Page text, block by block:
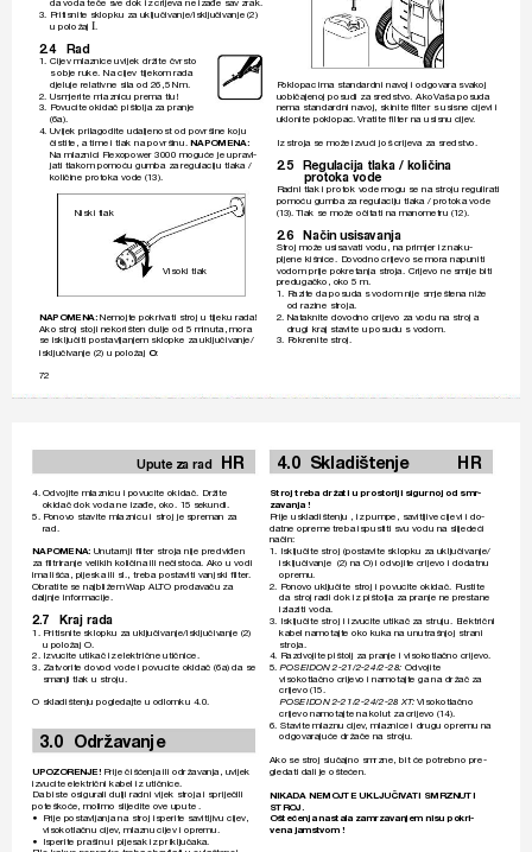
da voda teče sve dok iz crijeva ne izađe sav zrak.
3. Pritisnite sklopku za uključivanje/isključivanje (2)
u položaj .
2.4 Rad
1. Cijev mlaznice uvijek držite čvrsto
s obje ruke. Na cijev tijekom rada
djeluje relativne sila od 26,5 Nm.
Poklopac ima standardni navoj i odgovara svakoj
2. Usmjerite mlaznicu prema tlu! uobičajenoj posudi za sredstvo. Ako Vaša posuda
3. Povucite okidač pištolja za pranje nema standardni navoj, skinite ﬁ lter s usisne cijevi i
(6a).
uklonite poklopac. Vratite ﬁ lter na usisnu cijev.
4. Uvijek prilagodite udaljenost od površine koju
čistite, a time i tlak na površinu. NAPOMENA: Iz stroja se može izvući još crijeva za sredstvo.
Na mlaznici Flexopower 3000 moguće je upravl-
jati tlakom pomoću gumba za regulaciju tlaka / 2.5 Regulacija tlaka / količina
količine protoka vode (13). protoka
vode
Radni tlak i protok vode mogu se na stroju regulirati
pomoću gumba za regulaciju tlaka / protoka vode
Niski tlak (13). Tlak se može očitati na manometru (12).
2.6 Način usisavanja
Stroj može usisavati vodu, na primjer iz naku-
pljene kišnice. Dovodno crijevo se mora napuniti
Visoki tlak
vodom prije pokretanja stroja. Crijevo ne smije biti
predugačko, oko 5 m.
1. Pazite da posuda s vodom nije smještena niže
od razine stroja.
NAPOMENA: Nemojte pokrivati stroj u tijeku rada! 2. Nataknite dovodno crijevo za vodu na stroj a
Ako stroj stoji nekorišten dulje od 5 minuta, mora
drugi kraj stavite u posudu s vodom.
se isključiti postavljanjem sklopke za uključivanje/ 3. Pokrenite stroj.
isključivanje (2) u položaj O:
72
Upute za rad HR 4.0 Skladištenje HR
4. Odvojite mlaznicu i povucite okidač. Držite Stroj treba držati u prostoriji sigurnoj od smr-
okidač dok voda ne izađe, oko. 15 sekundi.
zavanja !
5. Ponovo stavite mlaznicu i stroj je spreman za Prije uskladištenju , iz pumpe, savitljive cijevi i do-
rad.
datne opreme treba ispustiti svu vodu na slijedeći
način:
NAPOMENA: Unutarnji ﬁ lter stroja nije predviđen 1. Isključite stroj (postavite sklopku za uključivanje/
za ﬁ ltriranje velikih količina ili nečistoća. Ako u vodi isključivanje  (2) na O) i odvojite crijevo i dodatnu
ima lišća, pijeska ili sl., treba postaviti vanjski ﬁ lter.
opremu.
Obratite se najbližem Wap ALTO prodavaču za 2. Ponovo uključite stroj i povucite okidač. Pustite
daljnje informacije.
da stroj radi dok iz pištolja za pranje ne prestane
izlaziti voda.
2.7 Kraj rada 3. Isključite stroj i izvucite utikač za struju. Električni
1. Pritisnite sklopku za uključivanje/isključivanje (2)
kabel namotajte oko kuka na unutrašnjoj strani
u položaj O.
stroja.
2. Izvucite utikač iz električne utičnice. 4. Razdvojite pištolj za pranje i visokotlačno crijevo
3. Zatvorite dovod vode i povucite okidač (6a) da se 5. POSEIDON 2-21/2-24/2-28: Odvojite
smanji tlak u stroju.
visokotlačno crijevo i namotajte ga na držač za
crijevo (15.
O skladištenju pogledajte u odlomku 4.0.
POSEIDON 2-21/2-24/2-28 XT: Visokotlačno
crijevo namotajte na kolut za crijevo (14).
6. Stavite mlaznu cijev, mlaznice i drugu opremu na
odgovarajuće držače na stroju.
3.0 Održavanje
Ako se stroj slučajno smrzne, bit će potrebno pre-
UPOZORENJE! Prije čišćenja ili održavanja, uvijek
gledati dali je oštećen.
izvucite električni kabel iz utičnice.
Da biste osigurali dulji radni vijek stroja i spriječili
NIKADA NEMOJTE UKLJUČIVATI SMRZNUTI
poteškoće, molimo slijedite ove upute .
STROJ.
•
Prije postavljanja na stroj isperite savitljivu cijev, Oštećenja nastala zamrzavanjem nisu pokri-
visokotlačnu cijev, mlaznu cijev i opremu. vena jamstvom !
•
Isperite prašinu i pijesak iz priključaka.